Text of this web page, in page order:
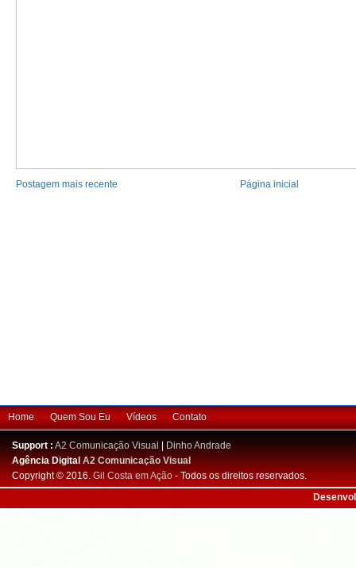
Postagem mais recente Página inicial
Home Quem Sou Eu Vídeos Contato
Support : A2 Comunicação Visual
Dinho Andrade
Agência DigitalA2 Comunicação Visual
Copyright © 2016. Gil Costa em Ação - Todos os direitos reservados.